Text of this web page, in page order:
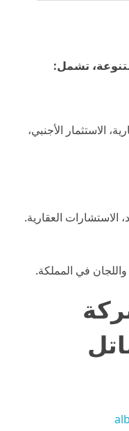
تشمل:
الاستثمار الأجنبي،
الاستشارات العقارية.
في المملكة.